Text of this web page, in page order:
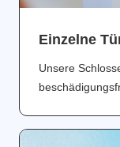
Einzelne
Unsere